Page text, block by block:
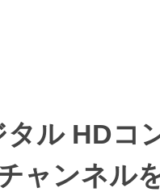
くサポート
おうち
生活サポート
ル HDコ
ャンネル